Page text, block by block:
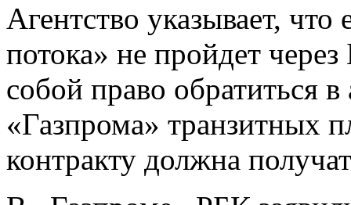
Агентство указывает, что
потока» не пройдет
собой право обратиться
«Газпрома» транзитных
контракту должна